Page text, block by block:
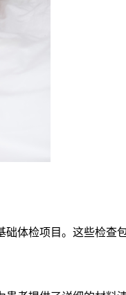
体检项目。这些检查